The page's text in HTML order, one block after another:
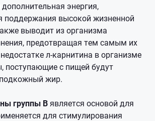
энергия,
поддержания высокой жизненной
выводит из организма
предотвращая тем самым их
л-карнитина в организме
поступающие с пищей будут
жир.
группы Вявляется основой для
для стимулирования